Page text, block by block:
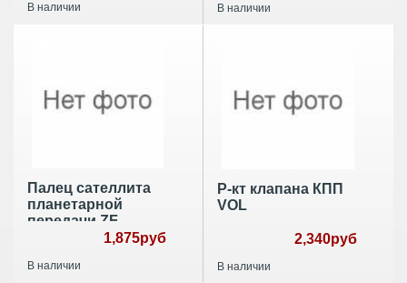
В наличии В наличии
Палец сателлита
планетарной
передачи ZF
16S151/1811,875руб
В наличии
Р-кт клапана КПП
VOL
2,340руб
В наличии